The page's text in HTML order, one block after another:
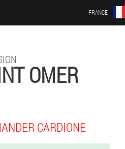
FRANCE
OMER
CARDIONE